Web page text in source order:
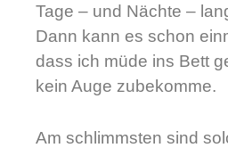
Tage – und Nächte –
Dann kann es schon
dass ich müde ins Bett
kein Auge zubekomme.
Am schlimmsten sind